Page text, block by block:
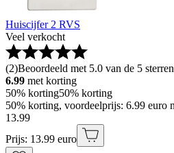
Huiscijfer 2 RVS
Veel verkocht
(2)Beoordeeld met 5.0 van de 5
6.99 met korting
50% korting50% korting
50% korting, voordeelprijs: 6.99 euro
13.99
Prijs: 13.99 euro